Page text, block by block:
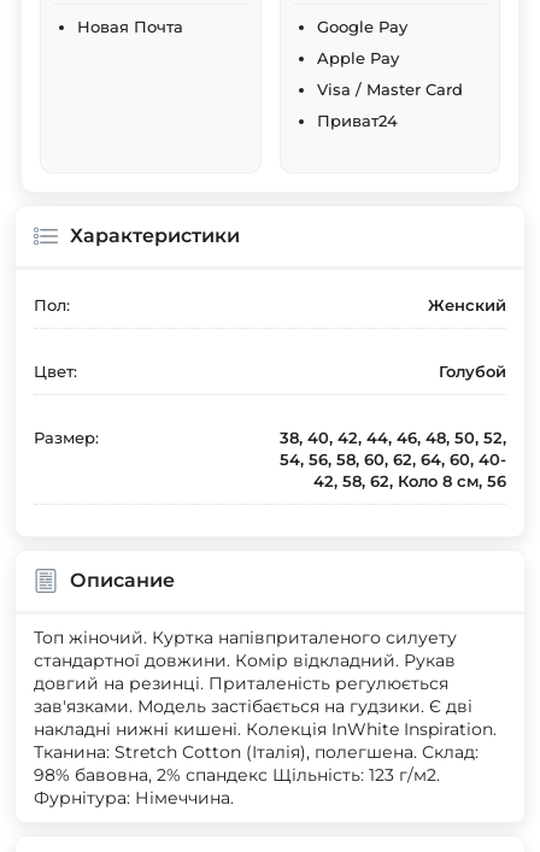
Новая Почта
Google Pay
Apple Pay
Visa / Master Card
Приват24
Характеристики
Пол: Женский
Цвет: Голубой
Размер:
38, 40, 42, 44, 46, 48, 50, 52,
54, 56, 58, 60, 62, 64, 60, 40-
42, 58, 62, Коло 8 см, 56
Описание
Топ жіночий. Куртка напівприталеного силуету
стандартної довжини. Комір відкладний. Рукав
довгий на резинці. Приталеність регулюється
зав'язками. Модель застібається на гудзики. Є дві
накладні нижні кишені. Колекція InWhite Inspiration.
Тканина: Stretch Cotton (Італія), полегшена. Склад:
98% бавовна, 2% спандекс Щільність: 123 г/м2.
Фурнітура: Німеччина.